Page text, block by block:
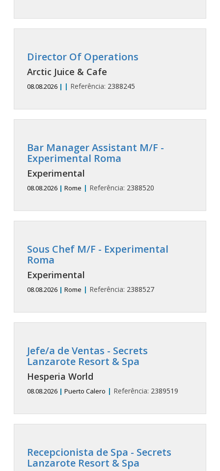
Director Of Operations
Arctic Juice & Cafe
08.08.2026 | | Referência: 2388245
Bar Manager Assistant M/F -
Experimental Roma
Experimental
08.08.2026 | Rome | Referência: 2388520
Sous Chef M/F - Experimental
Roma
Experimental
08.08.2026 | Rome | Referência: 2388527
Jefe/a de Ventas - Secrets
Lanzarote Resort & Spa
Hesperia World
08.08.2026 | Puerto Calero | Referência: 2389519
Recepcionista de Spa - Secrets
Lanzarote Resort & Spa